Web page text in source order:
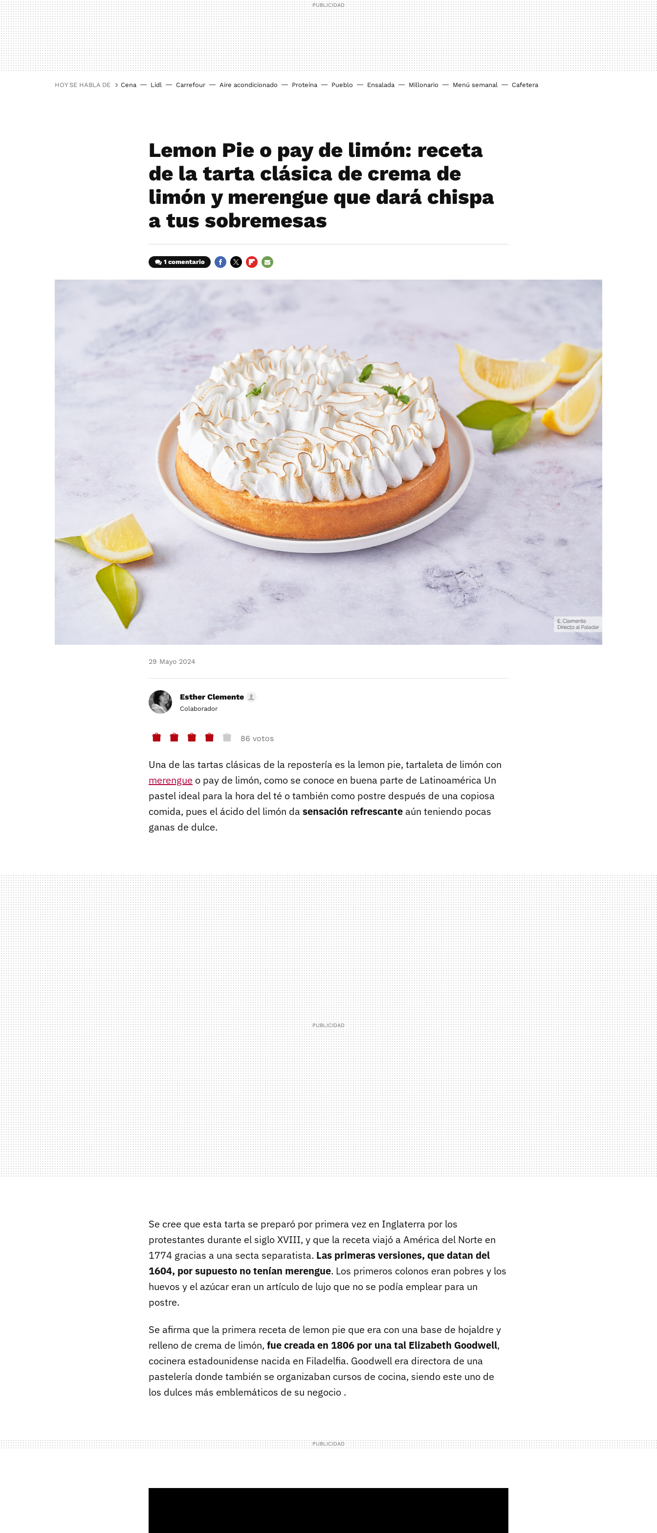
HOY SE HABLA DE Cena Lidl Carrefour Aire acondicionado Proteína Pueblo Ensalada Millonario Menú semanal Cafetera
Lemon Pie o pay de limón: receta
de la tarta clásica de crema de
limón y merengue que dará chispa
a tus sobremesas
1 comentario
29 Mayo 2024
Esther Clemente
Colaborador
86 votos
Una de las tartas clásicas de la repostería es la lemon pie, tartaleta de limón con
merengue o pay de limón, como se conoce en buena parte de Latinoamérica Un
pastel ideal para la hora del té o también como postre después de una copiosa
comida, pues el ácido del limón da sensación refrescante aún teniendo pocas
ganas de dulce.
Se cree que esta tarta se preparó por primera vez en Inglaterra por los
protestantes durante el siglo XVIII, y que la receta viajó a América del Norte en
1774 gracias a una secta separatista. Las primeras versiones, que datan del
1604, por supuesto no tenían merengue. Los primeros colonos eran pobres y los
huevos y el azúcar eran un artículo de lujo que no se podía emplear para un
postre.
Se afirma que la primera receta de lemon pie que era con una base de hojaldre y
relleno de crema de limón, fue creada en 1806 por una tal Elizabeth Goodwell,
cocinera estadounidense nacida en Filadelfia. Goodwell era directora de una
pastelería donde también se organizaban cursos de cocina, siendo este uno de
los dulces más emblemáticos de su negocio .